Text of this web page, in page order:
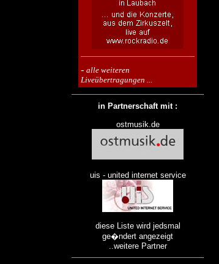
- alle weiteren
Liveübertragungen ...
in Partnerschaft mit :
ostmusik.de
uis - united internet service
diese Liste wird jedsmal
ge�ndert angezeigt
..weitere Partner